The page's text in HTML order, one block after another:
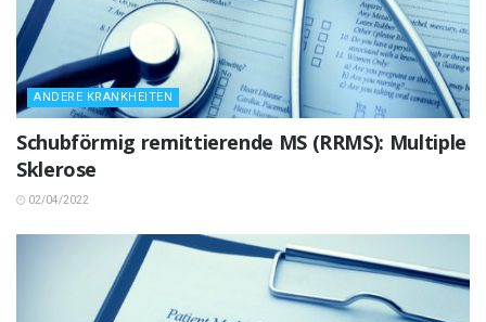
ANDERE KRANKHEITEN
Schubförmig remittierende MS (RRMS): Multiple
Sklerose
02/04/2022